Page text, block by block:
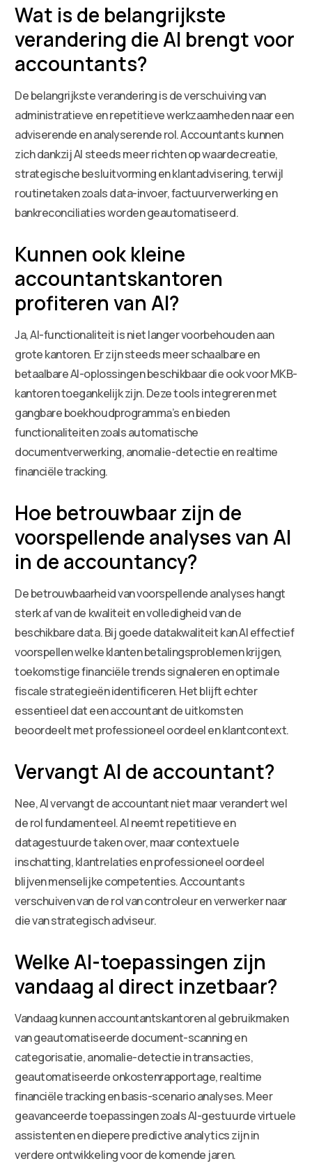
Wat is de belangrijkste
verandering die AI brengt voor
accountants?
De belangrijkste verandering is de verschuiving van
administratieve en repetitieve werkzaamheden naar een
adviserende en analyserende rol. Accountants kunnen
zich dankzij AI steeds meer richten op waardecreatie,
strategische besluitvorming en klantadvisering, terwijl
routinetaken zoals data-invoer, factuurverwerking en
bankreconciliaties worden geautomatiseerd.
Kunnen ook kleine
accountantskantoren
profiteren van AI?
Ja, AI-functionaliteit is niet langer voorbehouden aan
grote kantoren. Er zijn steeds meer schaalbare en
betaalbare AI-oplossingen beschikbaar die ook voor MKB-
kantoren toegankelijk zijn. Deze tools integreren met
gangbare boekhoudprogramma’s en bieden
functionaliteiten zoals automatische
documentverwerking, anomalie-detectie en realtime
financiële tracking.
Hoe betrouwbaar zijn de
voorspellende analyses van AI
in de accountancy?
De betrouwbaarheid van voorspellende analyses hangt
sterk af van de kwaliteit en volledigheid van de
beschikbare data. Bij goede datakwaliteit kan AI effectief
voorspellen welke klanten betalingsproblemen krijgen,
toekomstige financiële trends signaleren en optimale
fiscale strategieën identificeren. Het blijft echter
essentieel dat een accountant de uitkomsten
beoordeelt met professioneel oordeel en klantcontext.
Vervangt AI de accountant?
Nee, AI vervangt de accountant niet maar verandert wel
de rol fundamenteel. AI neemt repetitieve en
datagestuurde taken over, maar contextuele
inschatting, klantrelaties en professioneel oordeel
blijven menselijke competenties. Accountants
verschuiven van de rol van controleur en verwerker naar
die van strategisch adviseur.
Welke AI-toepassingen zijn
vandaag al direct inzetbaar?
Vandaag kunnen accountantskantoren al gebruikmaken
van geautomatiseerde document-scanning en
categorisatie, anomalie-detectie in transacties,
geautomatiseerde onkostenrapportage, realtime
financiële tracking en basis-scenario analyses. Meer
geavanceerde toepassingen zoals AI-gestuurde virtuele
assistenten en diepere predictive analytics zijn in
verdere ontwikkeling voor de komende jaren.